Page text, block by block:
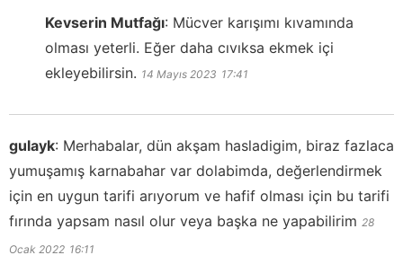
Kevserin Mutfağı: Mücver karışımı kıvamında
olması yeterli. Eğer daha cıvıksa ekmek içi
ekleyebilirsin. 14 Mayıs 2023 17:41
gulayk: Merhabalar, dün akşam hasladigim, biraz fazlaca
yumuşamış karnabahar var dolabimda, değerlendirmek
için en uygun tarifi arıyorum ve hafif olması için bu tarifi
fırında yapsam nasıl olur veya başka ne yapabilirim 28
Ocak 2022 16:11